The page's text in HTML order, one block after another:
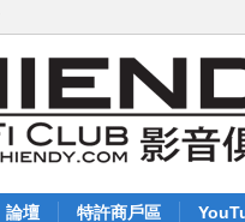
論壇 特許商戶區